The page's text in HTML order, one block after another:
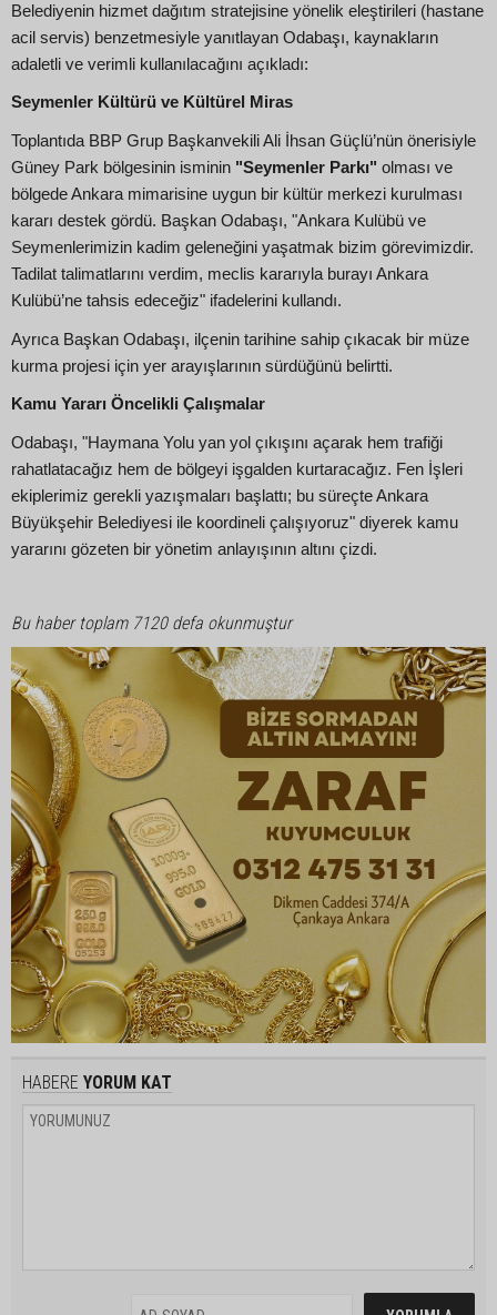
Belediyenin hizmet dağıtım stratejisine yönelik eleştirileri (hastane
acil servis) benzetmesiyle yanıtlayan Odabaşı, kaynakların
adaletli ve verimli kullanılacağını açıkladı:
Seymenler Kültürü ve Kültürel Miras
Toplantıda BBP Grup Başkanvekili Ali İhsan Güçlü’nün önerisiyle
Güney Park bölgesinin isminin "Seymenler Parkı" olması ve
bölgede Ankara mimarisine uygun bir kültür merkezi kurulması
kararı destek gördü. Başkan Odabaşı, "Ankara Kulübü ve
Seymenlerimizin kadim geleneğini yaşatmak bizim görevimizdir.
Tadilat talimatlarını verdim, meclis kararıyla burayı Ankara
Kulübü’ne tahsis edeceğiz" ifadelerini kullandı.
Ayrıca Başkan Odabaşı, ilçenin tarihine sahip çıkacak bir müze
kurma projesi için yer arayışlarının sürdüğünü belirtti.
Kamu Yararı Öncelikli Çalışmalar
Odabaşı, "Haymana Yolu yan yol çıkışını açarak hem trafiği
rahatlatacağız hem de bölgeyi işgalden kurtaracağız. Fen İşleri
ekiplerimiz gerekli yazışmaları başlattı; bu süreçte Ankara
Büyükşehir Belediyesi ile koordineli çalışıyoruz" diyerek kamu
yararını gözeten bir yönetim anlayışının altını çizdi.
Bu haber toplam 7120 defa okunmuştur
HABERE YORUM KAT